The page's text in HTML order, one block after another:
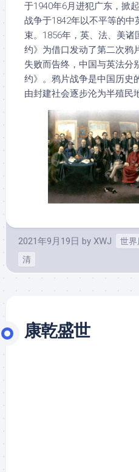
于1940年6月进犯广东，掀
战争于1842年以不平等的
束。1856年，英、法、美诸
约》为借口发动了第二次鸦
失败而告终，中国与英法分
约》。鸦片战争是中国历史
由封建社会逐步沦为半殖民
2021年9月19日 by XWJ 世界
清
康乾盛世